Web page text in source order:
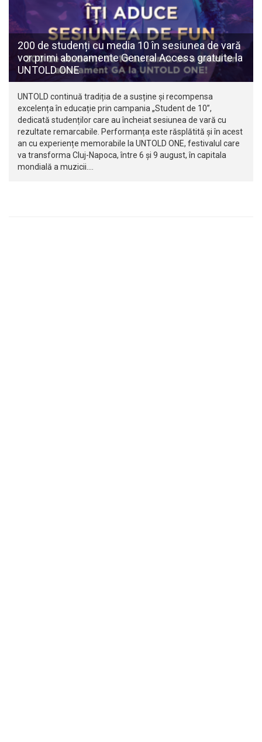
200 de studenți cu media 10 în sesiunea de vară
vor primi abonamente General Access gratuite la
UNTOLD ONE
UNTOLD continuă tradiția de a susține și recompensa
excelența în educație prin campania „Student de 10”,
dedicată studenților care au încheiat sesiunea de vară cu
rezultate remarcabile. Performanța este răsplătită și în acest
an cu experiențe memorabile la UNTOLD ONE, festivalul care
va transforma Cluj-Napoca, între 6 și 9 august, în capitala
mondială a muzicii.…